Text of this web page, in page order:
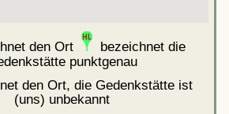
den Ort
bezeichnet die
punktgenau
den Ort, die Gedenkstätte ist
(uns) unbekannt